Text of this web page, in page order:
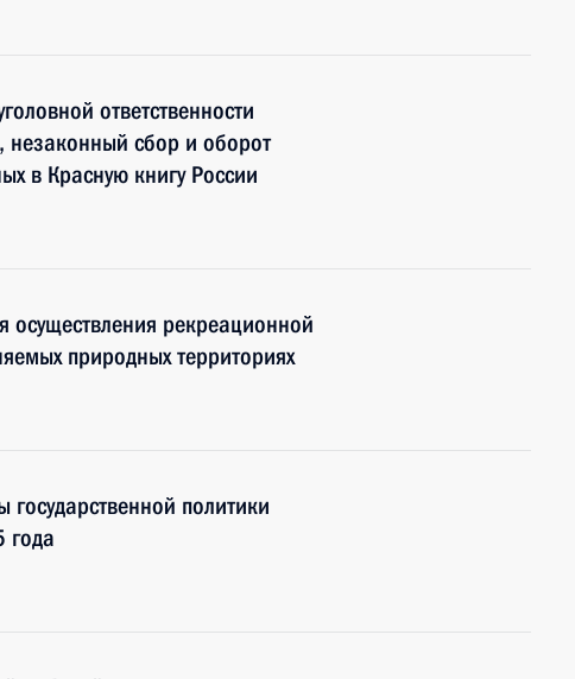
ответственности
незаконный сбор и оборот
в Красную книгу России
рекреационной
природных территориях
политики
года